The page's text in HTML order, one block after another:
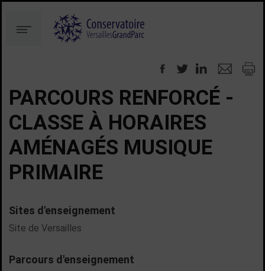
au
contenu
à
Menu
PARCOURS RENFORCÉ -
CLASSE À HORAIRES
AMÉNAGÉS MUSIQUE
PRIMAIRE
Sites d'enseignement
Site de Versailles
Parcours d'enseignement